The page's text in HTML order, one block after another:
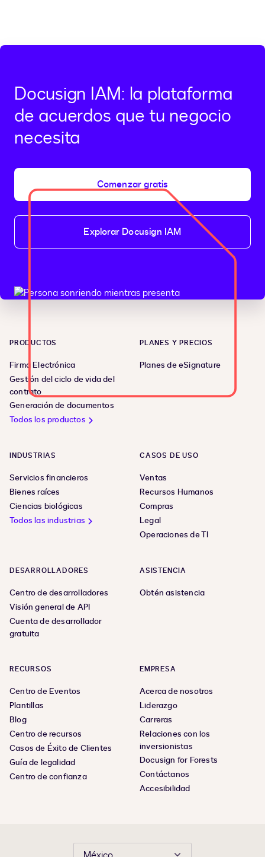
Docusign IAM: la plataforma
de acuerdos que tu negocio
necesita
Comenzar gratis
Explorar Docusign IAM
PRODUCTOS
Firma Electrónica
Gestión del ciclo de vida del
contrato
Generación de documentos
Todos los productos
PLANES Y PRECIOS
Planes de eSignature
INDUSTRIAS
Servicios financieros
Bienes raíces
Ciencias biológicas
Todos las industrias
CASOS DE USO
Ventas
Recursos Humanos
Compras
Legal
Operaciones de TI
DESARROLLADORES
Centro de desarrolladores
Visión general de API
Cuenta de desarrollador
gratuita
ASISTENCIA
Obtén asistencia
RECURSOS
Centro de Eventos
Plantillas
Blog
Centro de recursos
Casos de Éxito de Clientes
Guía de legalidad
Centro de confianza
EMPRESA
Acerca de nosotros
Liderazgo
Carreras
Relaciones con los
inversionistas
Docusign for Forests
Contáctanos
Accesibilidad